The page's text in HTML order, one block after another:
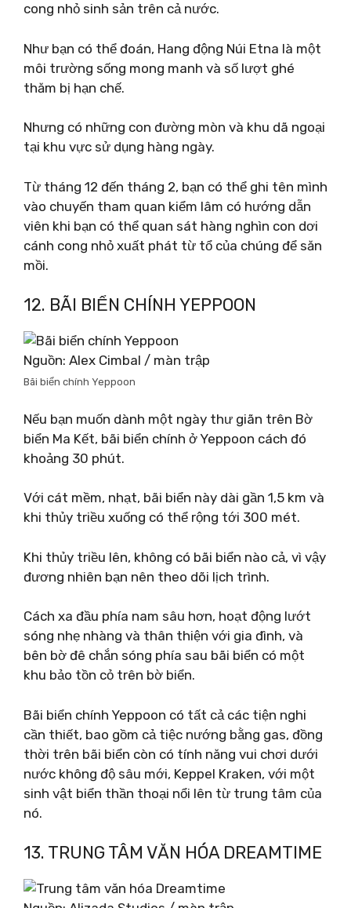
cong nhỏ sinh sản trên cả nước.
Như bạn có thể đoán, Hang động Núi Etna là một
môi trường sống mong manh và số lượt ghé
thăm bị hạn chế.
Nhưng có những con đường mòn và khu dã ngoại
tại khu vực sử dụng hàng ngày.
Từ tháng 12 đến tháng 2, bạn có thể ghi tên mình
vào chuyến tham quan kiểm lâm có hướng dẫn
viên khi bạn có thể quan sát hàng nghìn con dơi
cánh cong nhỏ xuất phát từ tổ của chúng để săn
mồi.
12. BÃI BIỂN CHÍNH YEPPOON
Nguồn: Alex Cimbal / màn trập
Bãi biển chính Yeppoon
Nếu bạn muốn dành một ngày thư giãn trên Bờ
biển Ma Kết, bãi biển chính ở Yeppoon cách đó
khoảng 30 phút.
Với cát mềm, nhạt, bãi biển này dài gần 1,5 km và
khi thủy triều xuống có thể rộng tới 300 mét.
Khi thủy triều lên, không có bãi biển nào cả, vì vậy
đương nhiên bạn nên theo dõi lịch trình.
Cách xa đầu phía nam sâu hơn, hoạt động lướt
sóng nhẹ nhàng và thân thiện với gia đình, và
bên bờ đê chắn sóng phía sau bãi biển có một
khu bảo tồn cỏ trên bờ biển.
Bãi biển chính Yeppoon có tất cả các tiện nghi
cần thiết, bao gồm cả tiệc nướng bằng gas, đồng
thời trên bãi biển còn có tính năng vui chơi dưới
nước không độ sâu mới, Keppel Kraken, với một
sinh vật biển thần thoại nổi lên từ trung tâm của
nó.
13. TRUNG TÂM VĂN HÓA DREAMTIME